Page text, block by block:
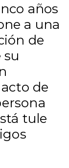
años
a una
de
su
de
tule